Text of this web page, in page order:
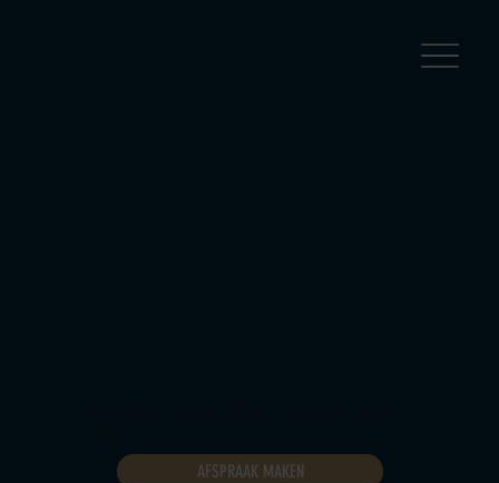
AFSPRAAK MAKEN